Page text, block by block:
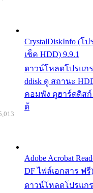
CrystalDiskInfo (โ
เช็ค HDD) 9.9.1
ดาวน์โหลดโปรแกร
ddisk ดู สถานะ
คอมพัง ดูฮาร์ดดิสก์
ด้
Adobe Acrobat
DF ไฟล์เอกสาร ฟรี)
ดาวน์โหลดโปรแกร